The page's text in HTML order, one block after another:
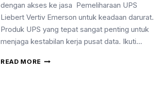
dengan akses ke jasa Pemeliharaan UPS
Liebert Vertiv Emerson untuk keadaan darurat.
Produk UPS yang tepat sangat penting untuk
menjaga kestabilan kerja pusat data. Ikuti…
READ MORE